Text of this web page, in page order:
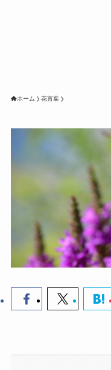
ホーム 花言葉